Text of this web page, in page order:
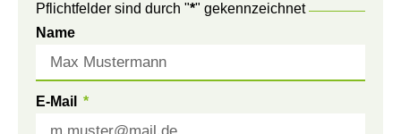
Pflichtfelder sind durch "*" gekennzeichnet
Name
E-Mail